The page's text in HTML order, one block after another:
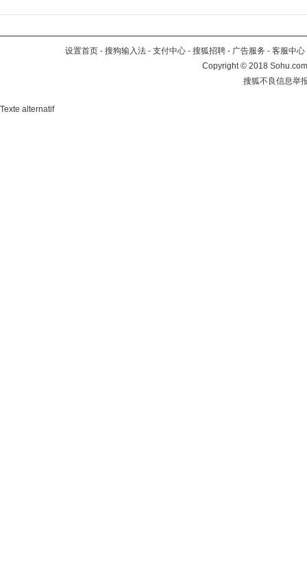
设置首页 - 搜狗输入法 - 支付中心 - 搜狐招聘 - 广告服务 - 客服中心
Copyright©2018
搜狐不良信息举
Texte alternatif